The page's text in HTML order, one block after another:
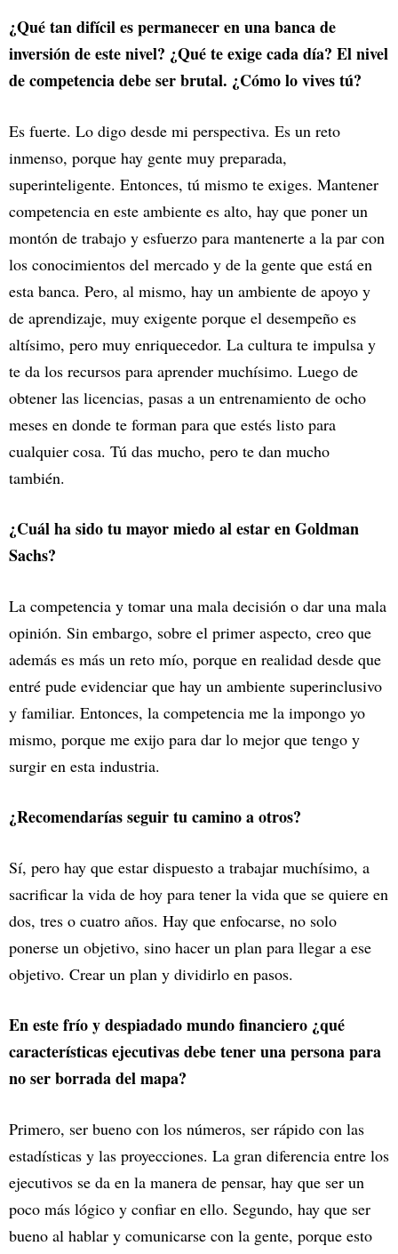
¿Qué tan difícil es permanecer en una banca de
inversión de este nivel? ¿Qué te exige cada día? El nivel
de competencia debe ser brutal. ¿Cómo lo vives tú?
Es fuerte. Lo digo desde mi perspectiva. Es un reto
inmenso, porque hay gente muy preparada,
superinteligente. Entonces, tú mismo te exiges. Mantener
competencia en este ambiente es alto, hay que poner un
montón de trabajo y esfuerzo para mantenerte a la par con
los conocimientos del mercado y de la gente que está en
esta banca. Pero, al mismo, hay un ambiente de apoyo y
de aprendizaje, muy exigente porque el desempeño es
altísimo, pero muy enriquecedor. La cultura te impulsa y
te da los recursos para aprender muchísimo. Luego de
obtener las licencias, pasas a un entrenamiento de ocho
meses en donde te forman para que estés listo para
cualquier cosa. Tú das mucho, pero te dan mucho
también.
¿Cuál ha sido tu mayor miedo al estar en Goldman
Sachs?
La competencia y tomar una mala decisión o dar una mala
opinión. Sin embargo, sobre el primer aspecto, creo que
además es más un reto mío, porque en realidad desde que
entré pude evidenciar que hay un ambiente superinclusivo
y familiar. Entonces, la competencia me la impongo yo
mismo, porque me exijo para dar lo mejor que tengo y
surgir en esta industria.
¿Recomendarías seguir tu camino a otros?
Sí, pero hay que estar dispuesto a trabajar muchísimo, a
sacrificar la vida de hoy para tener la vida que se quiere en
dos, tres o cuatro años. Hay que enfocarse, no solo
ponerse un objetivo, sino hacer un plan para llegar a ese
objetivo. Crear un plan y dividirlo en pasos.
En este frío y despiadado mundo financiero ¿qué
características ejecutivas debe tener una persona para
no ser borrada del mapa?
Primero, ser bueno con los números, ser rápido con las
estadísticas y las proyecciones. La gran diferencia entre los
ejecutivos se da en la manera de pensar, hay que ser un
poco más lógico y confiar en ello. Segundo, hay que ser
bueno al hablar y comunicarse con la gente, porque esto